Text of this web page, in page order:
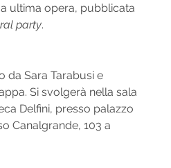
ultima opera, pubblicata
party.
da Sara Tarabusi e
Si svolgerà nella sala
Delfini, presso palazzo
Canalgrande, 103 a